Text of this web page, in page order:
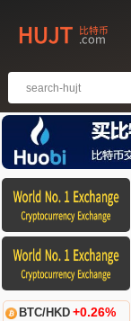
BTC/HKD +0.26%